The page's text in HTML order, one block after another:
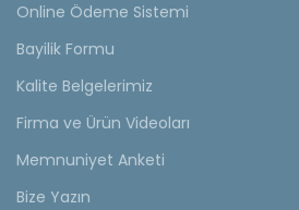
Online Ödeme Sistemi
Bayilik Formu
Kalite Belgelerimiz
Firma ve Ürün Videoları
Memnuniyet Anketi
Bize Yazın